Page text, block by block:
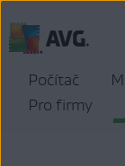
Počítač
Pro firmy